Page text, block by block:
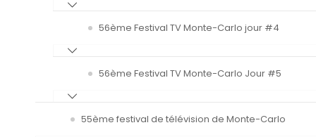
56ème Festival TV Monte-Carlo jour #4
56ème Festival TV Monte-Carlo Jour #5
55ème festival de télévision de Monte-Carlo